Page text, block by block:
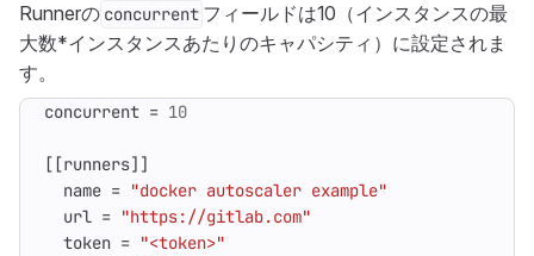
Runnerの concurrent フィールドは10（インスタンスの最
大数*インスタンスあたりのキャパシティ）に設定されま
す。
concurrent = 10
[[runners]]
name = "docker autoscaler example"
url = "https://gitlab.com"
token = "<token>"